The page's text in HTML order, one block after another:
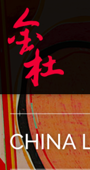
content
Home
- 关于
金杜
Services
- 专业领
域
Contact
English
Example Link
China
China
China
General
Ministry of
National
Pacific Rim
State
State
Supreme
World Law
RSS
LinkedIn
Weibo